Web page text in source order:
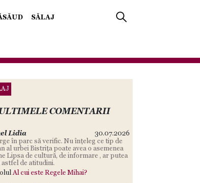
SĂLAJ
COMENTARII
Lidia
30.07.2026
în parc să verific. Nu înțeleg ce tip de
al urbei Bistrița poate avea o asemenea
Lipsa de cultură, de informare , ar putea
astfel de atitudini.
Al cui este Regele Mihai?